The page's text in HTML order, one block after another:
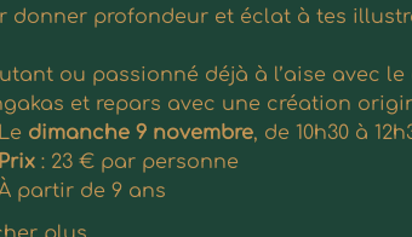
donner profondeur et éclat à tes
ou passionné déjà à l’aise avec
et repars avec une création
Le dimanche 9 novembre, de 10h30 à
Prix : 23 € par personne
partir de 9 ans